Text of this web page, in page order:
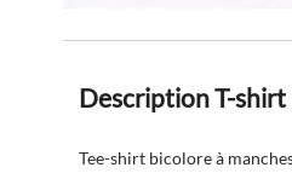
Description T-shirt
Tee-shirt bicolore à